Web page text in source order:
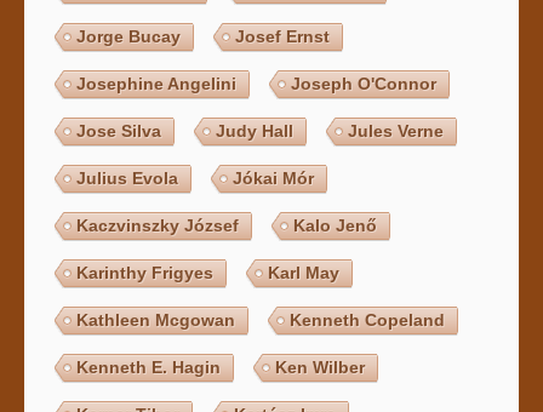
Jorge Bucay Josef Ernst
Josephine Angelini Joseph O'Connor
Jose Silva Judy Hall Jules Verne
Julius Evola Jókai Mór
Kaczvinszky József Kalo Jenő
Karinthy Frigyes Karl May
Kathleen Mcgowan Kenneth Copeland
Kenneth E. Hagin Ken Wilber